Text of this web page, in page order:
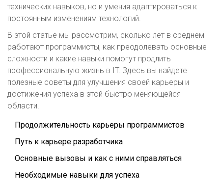
технических навыков, но и умения адаптироваться к
постоянным изменениям технологий.
В этой статье мы рассмотрим, сколько лет в среднем
работают программисты, как преодолевать основные
сложности и какие навыки помогут продлить
профессиональную жизнь в IT. Здесь вы найдете
полезные советы для улучшения своей карьеры и
достижения успеха в этой быстро меняющейся
области.
Продолжительность карьеры программистов
Путь к карьере разработчика
Основные вызовы и как с ними справляться
Необходимые навыки для успеха